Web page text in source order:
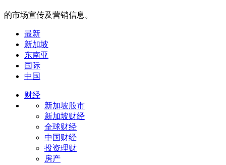
的市场宣传及营销信息。
最新
新加坡
东南亚
国际
中国
财经
新加坡股市
新加坡财经
全球财经
中国财经
投资理财
房产